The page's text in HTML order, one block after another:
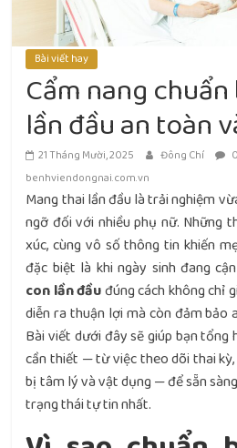
Bài viết hay
Cẩm nang
lần đầu an toàn
21 Tháng Mười, 2025 Đông Chí
benhviendongnai.com.vn
Mang thai lần đầu là trải nghiệm
ngỡ đối với nhiều phụ nữ. Những
xúc, cùng vô số thông tin khiến
đặc biệt là khi ngày sinh đang
con lần đầuđúng cách không chỉ
diễn ra thuận lợi mà còn đảm bảo
Bài viết dưới đây sẽ giúp bạn
cần thiết — từ việc theo dõi thai kỳ,
bị tâm lý và vật dụng — để sẵn
trạng thái tự tin nhất.